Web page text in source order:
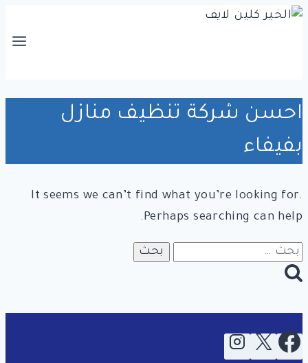
التجاوز
احسن شركة تنظيف منازل
بفيفاء
It seems we can’t find what you’re looking for.
Perhaps searching can help.
البحث
عن: